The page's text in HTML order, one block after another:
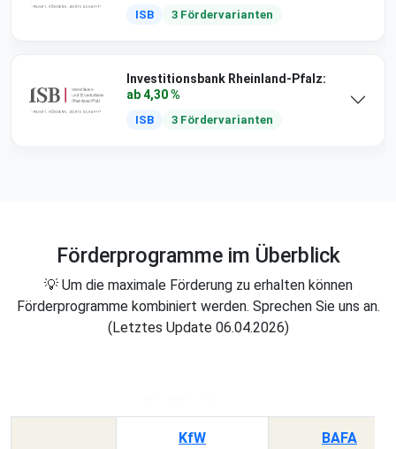
ISB 3 Fördervarianten
Investitionsbank Rheinland-Pfalz:
ab 4,30 %
ISB 3 Fördervarianten
Förderprogramme im Überblick
💡 Um die maximale Förderung zu erhalten können
Förderprogramme kombiniert werden. Sprechen Sie uns an.
(Letztes Update 06.04.2026)
KfW BAFA